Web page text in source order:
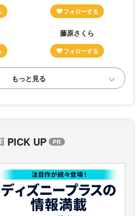
藤原さくら
PICK UP